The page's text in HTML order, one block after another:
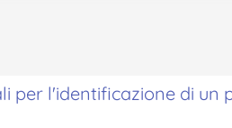
per l'identificazione di un